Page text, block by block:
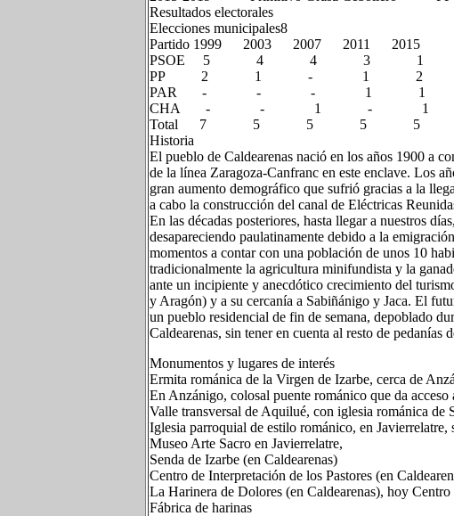
Resultados electorales
Elecciones municipales8​
Partido 1999 2003 2007 2011 2015
PSOE 5 4 4 3 1
PP 2 1 - 1 2
PAR - - - 1 1
CHA - - 1 - 1
Total 7 5 5 5 5
Historia
El pueblo de Caldearenas nació en los años 1900 a
de la línea Zaragoza-Canfranc en este enclave. Los
gran aumento demográfico que sufrió gracias a la
a cabo la construcción del canal de Eléctricas
En las décadas posteriores, hasta llegar a nuestros
desapareciendo paulatinamente debido a la
momentos a contar con una población de unos 10
tradicionalmente la agricultura minifundista y la
ante un incipiente y anecdótico crecimiento del
y Aragón) y a su cercanía a Sabiñánigo y Jaca. El
un pueblo residencial de fin de semana, depoblado
Caldearenas, sin tener en cuenta al resto de pedanías
Monumentos y lugares de interés
Ermita románica de la Virgen de Izarbe, cerca de
En Anzánigo, colosal puente románico que da
Valle transversal de Aquilué, con iglesia románica de
Iglesia parroquial de estilo románico, en
Museo Arte Sacro en Javierrelatre,
Senda de Izarbe (en Caldearenas)
Centro de Interpretación de los Pastores (en
La Harinera de Dolores (en Caldearenas), hoy
Fábrica de harinas